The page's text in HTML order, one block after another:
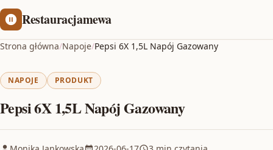
Restauracjamewa
Strona główna/Napoje/Pepsi 6X 1,5L Napój Gazowany
NAPOJE PRODUKT
Pepsi 6X 1,5L Napój Gazowany